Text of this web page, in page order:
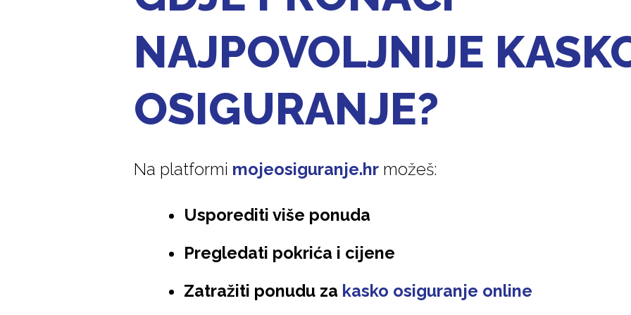
NAJPOVOLJNIJE
OSIGURANJE?
Na platformi mojeosiguranje.hrmožeš:
Usporediti više ponuda
Pregledati pokrića i cijene
Zatražiti ponudu za kasko osiguranje online